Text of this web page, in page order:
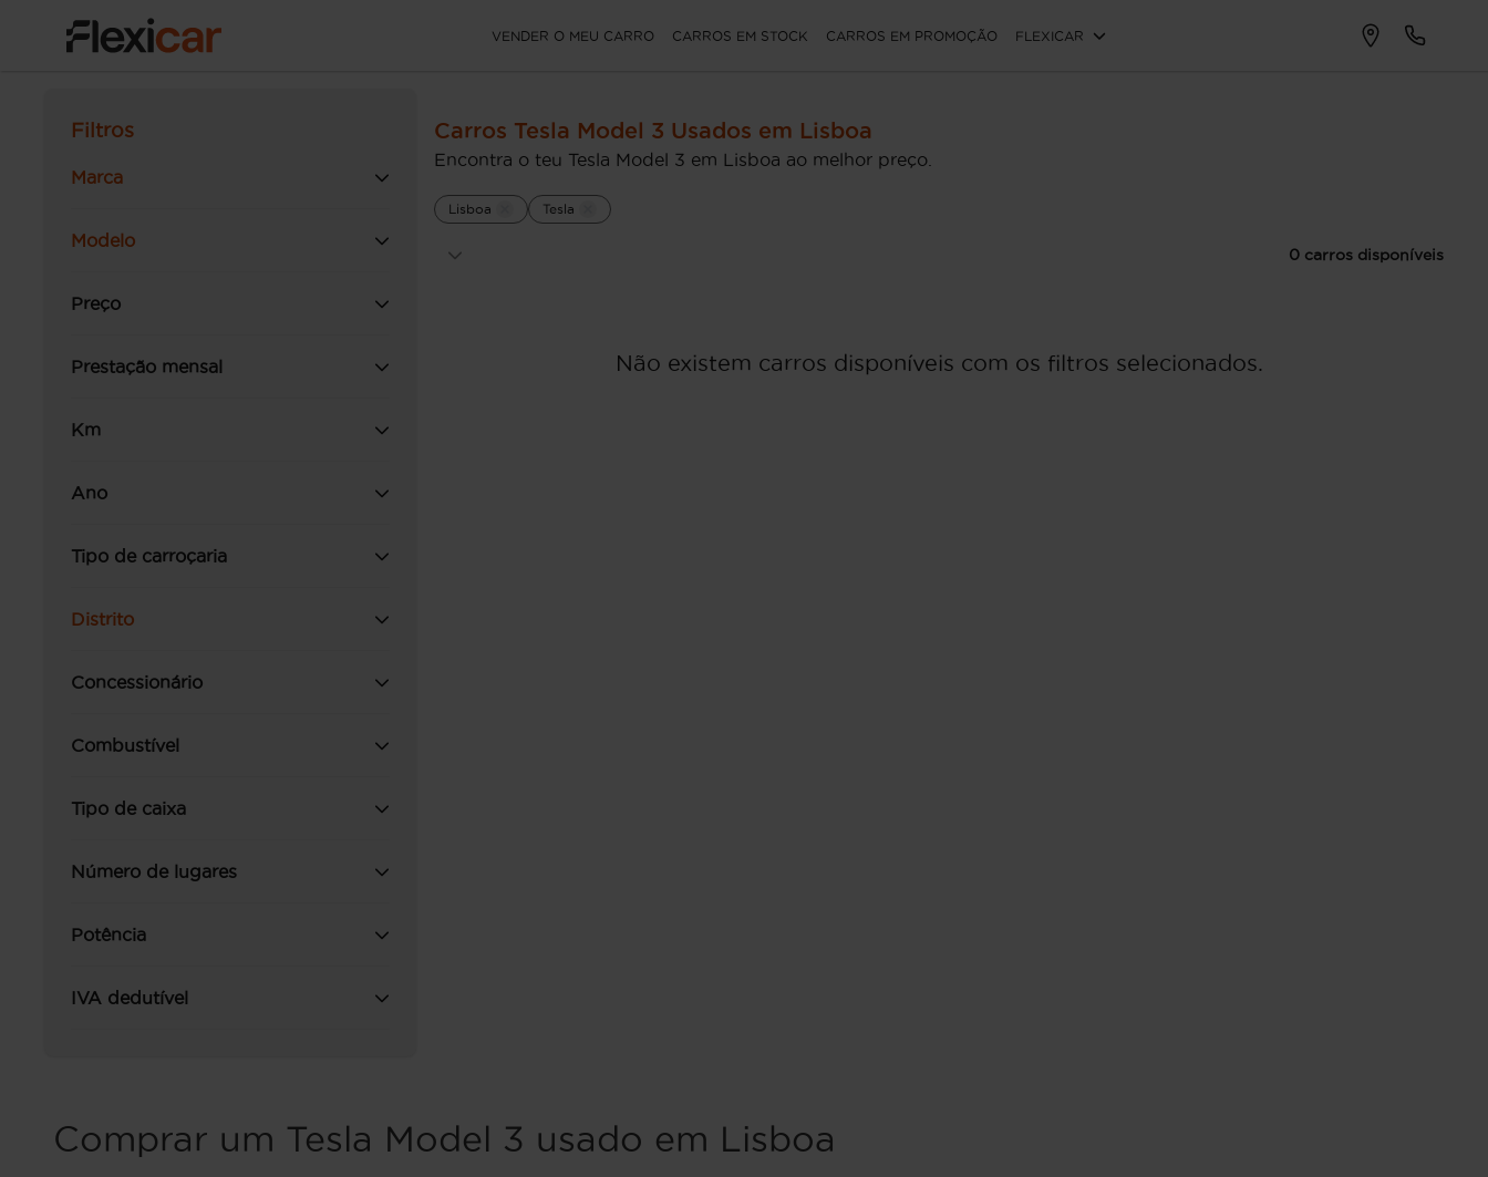
VENDER O MEU CARRO CARROS EM STOCK CARROS EM PROMOÇÃO FLEXICAR
Filtros
Marca
Modelo
Preço
Prestação mensal
Km
Ano
Tipo de carroçaria
Distrito
Concessionário
Combustível
Tipo de caixa
Número de lugares
Potência
IVA dedutível
Carros Tesla Model 3 Usados em Lisboa
Encontra o teu Tesla Model 3 em Lisboa ao melhor preço.
Lisboa Tesla
0 carros disponíveis
Não existem carros disponíveis com os filtros selecionados.
Comprar um Tesla Model 3 usado em Lisboa